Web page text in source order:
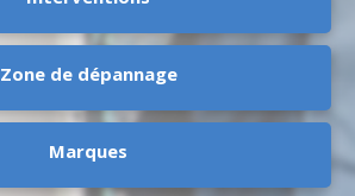
Zone de dépannage
Marques